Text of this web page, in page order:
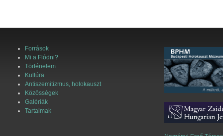
Források
Mi a Flódni?
Történelem
Kultúra
Antiszemitizmus, holokauszt
Közösségek
Galériák
Tartalmak